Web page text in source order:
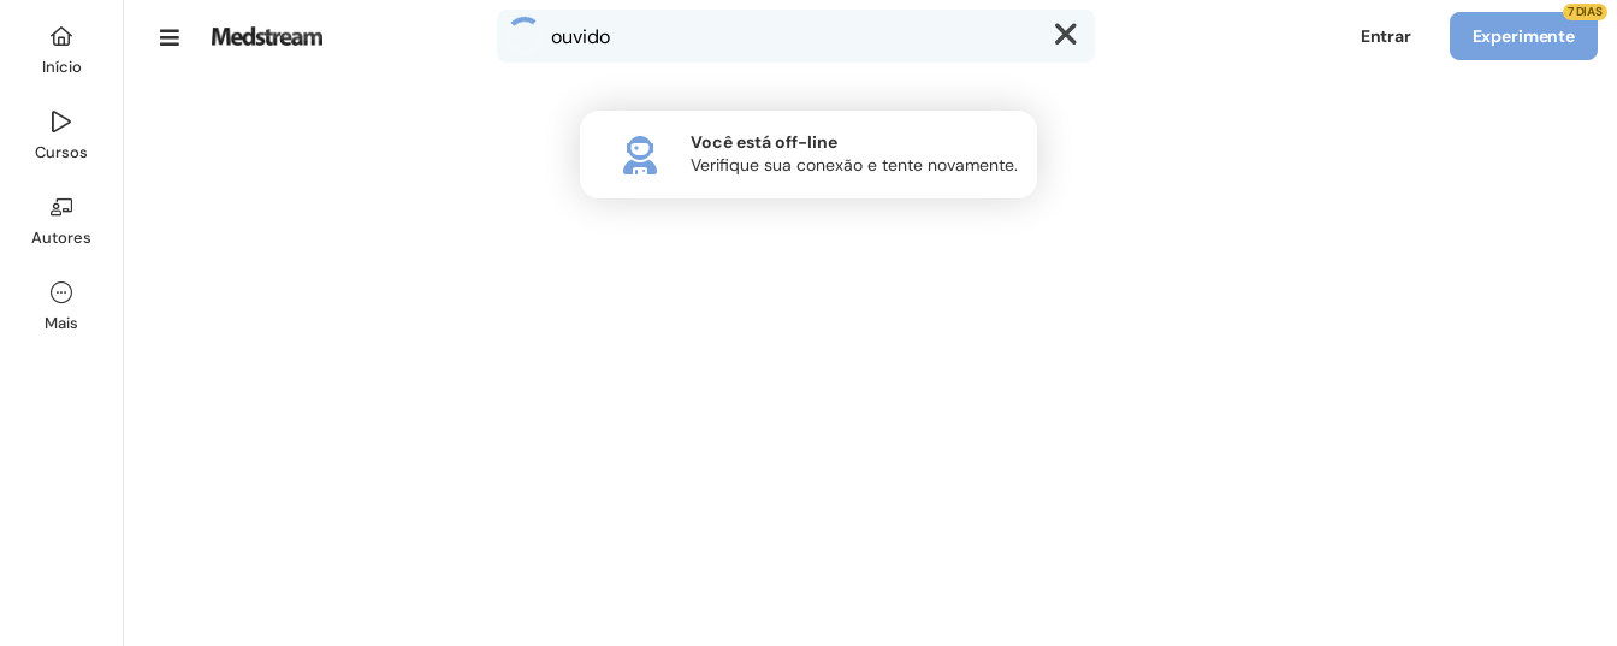
Início
Cursos
Autores
Mais
Entrar Experimente
7 DIAS
Você está off-line
Verifique sua conexão e tente novamente.